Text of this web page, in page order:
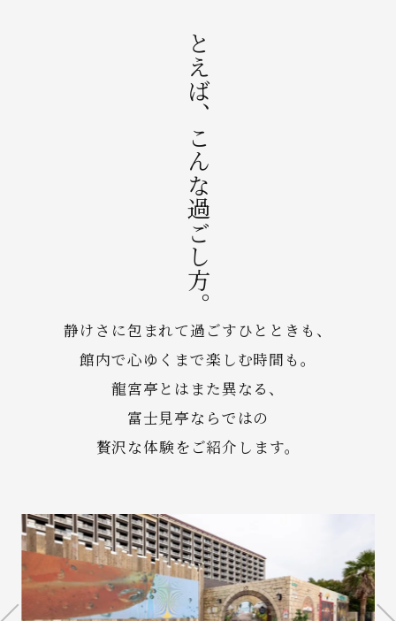
たとえば、こんな過ごし方。
静けさに包まれて過ごすひとときも、
館内で心ゆくまで楽しむ時間も。
龍宮亭とはまた異なる、
富士見亭ならではの
贅沢な体験をご紹介します。